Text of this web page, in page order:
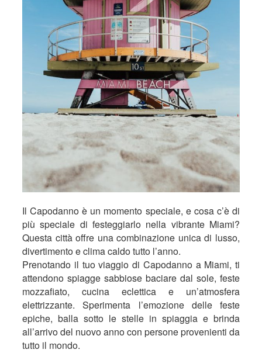
Il Capodanno è un momento speciale, e cosa c’è di
più speciale di festeggiarlo nella vibrante Miami?
Questa città offre una combinazione unica di lusso,
divertimento e clima caldo tutto l’anno.
Prenotando il tuo viaggio di Capodanno a Miami, ti
attendono spiagge sabbiose baciare dal sole, feste
mozzafiato, cucina eclettica e un’atmosfera
elettrizzante. Sperimenta l’emozione delle feste
epiche, balla sotto le stelle in spiaggia e brinda
all’arrivo del nuovo anno con persone provenienti da
tutto il mondo.